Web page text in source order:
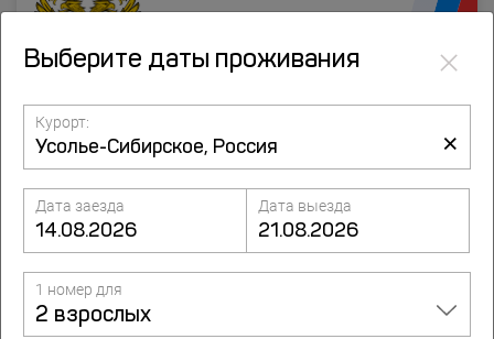
Выберите даты проживания ×
Курорт:
×
Дата заезда Дата выезда
1 номер для
2 взрослых
Информация о компании Путевка.ком
в Реестре туроператоров
(Федеральное агентство по туризму)
-посмотреть